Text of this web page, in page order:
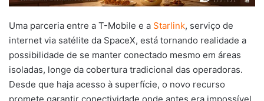
Uma parceria entre a T-Mobile e a Starlink, serviço de
internet via satélite da SpaceX, está tornando realidade a
possibilidade de se manter conectado mesmo em áreas
isoladas, longe da cobertura tradicional das operadoras.
Desde que haja acesso à superfície, o novo recurso